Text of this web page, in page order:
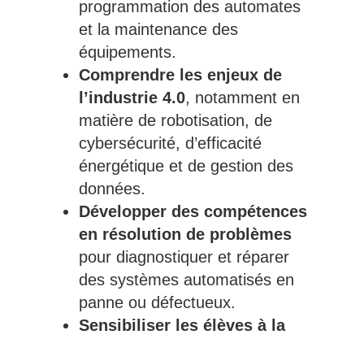
programmation des automates
et la maintenance des
équipements.
Comprendre les enjeux de
l’industrie 4.0, notamment en
matière de robotisation, de
cybersécurité, d’efficacité
énergétique et de gestion des
données.
Développer des compétences
en résolution de problèmes
pour diagnostiquer et réparer
des systèmes automatisés en
panne ou défectueux.
Sensibiliser les élèves à la